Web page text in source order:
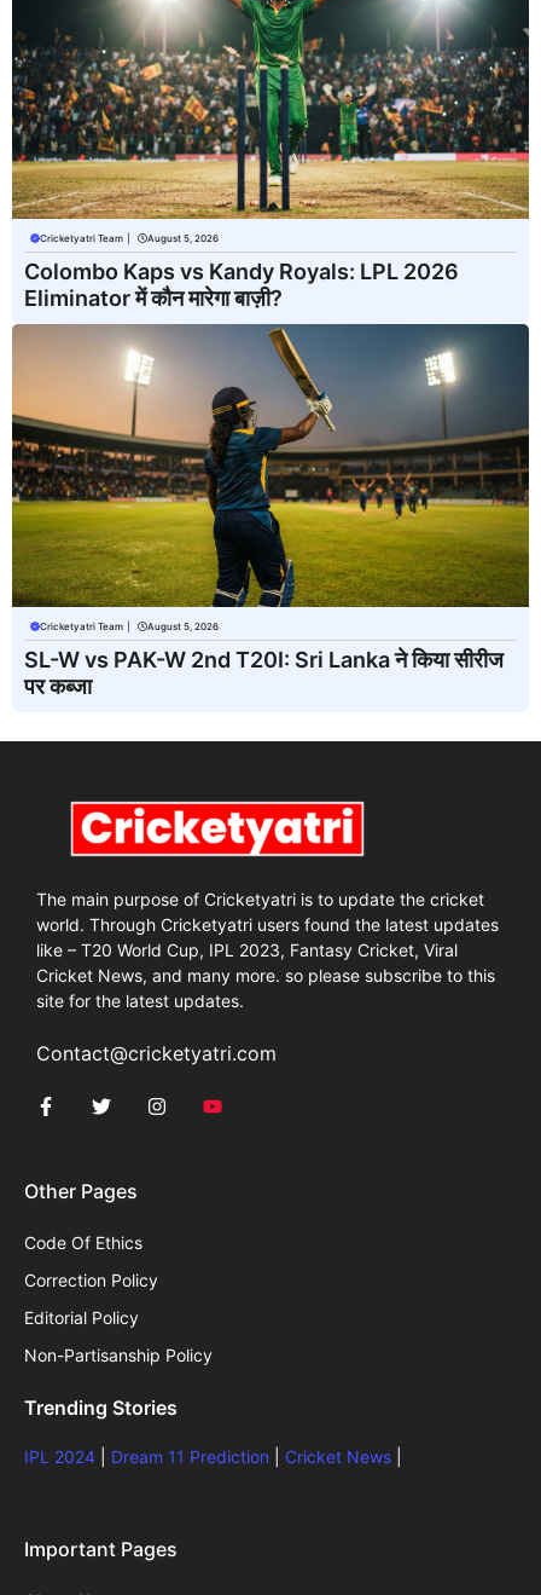
Cricketyatri Team August 5, 2026
Colombo Kaps vs Kandy Royals: LPL 2026
Eliminator में कौन मारेगा बाज़ी?
Cricketyatri Team August 5, 2026
SL-W vs PAK-W 2nd T20I: Sri Lanka ने किया सीरीज
पर कब्जा
The main purpose of Cricketyatri is to update the cricket
world. Through Cricketyatri users found the latest updates
like – T20 World Cup, IPL 2023, Fantasy Cricket, Viral
Cricket News, and many more. so please subscribe to this
site for the latest updates.
Contact@cricketyatri.com
Other Pages
Code Of Ethics
Correction Policy
Editorial Policy
Non-Partisanship Policy
Trending Stories
IPL 2024 Dream 11 Prediction Cricket News
Important Pages